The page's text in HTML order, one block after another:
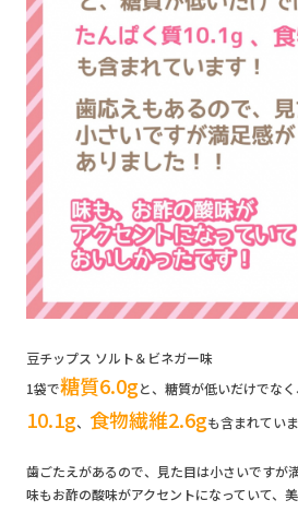
豆チップス ソルト＆ビネガー味
1袋で糖質6.0gと、糖質が低いだけでなく
10.1g、 食物繊維2.6gも含まれてい
歯ごたえがあるので、見た目は小さいですが
味もお酢の酸味がアクセントになっていて、